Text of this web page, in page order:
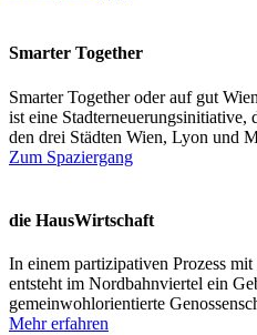
Smarter Together
Smarter Together oder auf gut
ist eine
den drei Städten Wien, Lyon und
Zum Spaziergang
die HausWirtschaft
In einem partizipativen Prozess
entsteht im Nordbahnviertel ein
gemeinwohlorientierte
Mehr erfahren